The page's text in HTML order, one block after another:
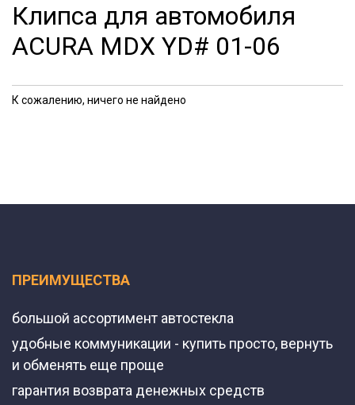
Клипса для автомобиля
ACURA MDX YD# 01-06
К сожалению, ничего не найдено
ПРЕИМУЩЕСТВА
большой ассортимент автостекла
удобные коммуникации - купить просто, вернуть
и обменять еще проще
гарантия возврата денежных средств